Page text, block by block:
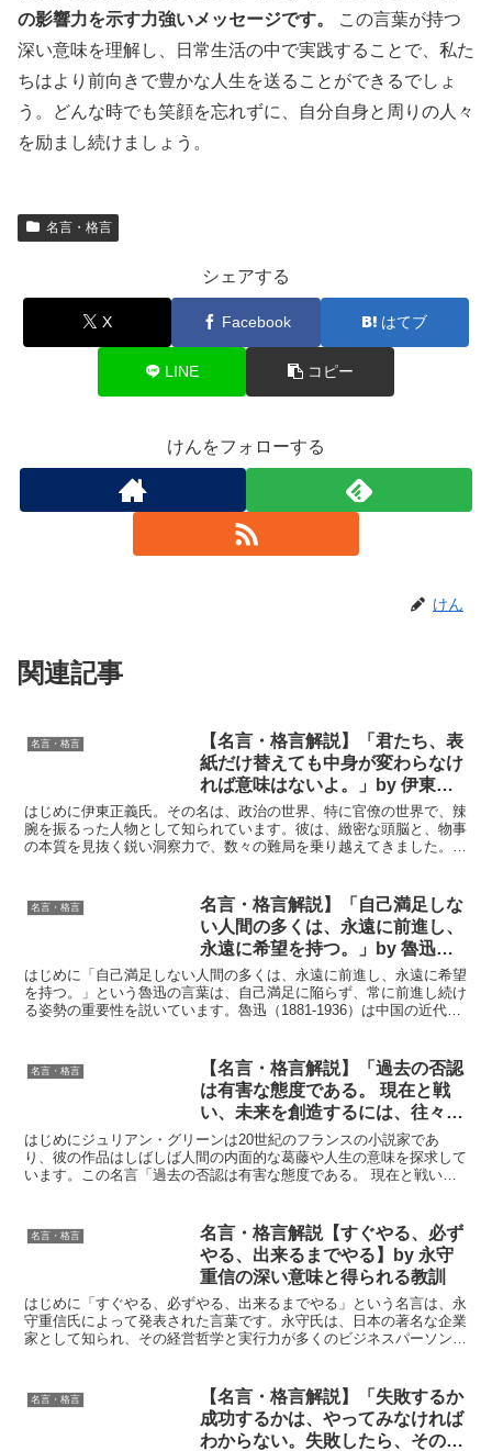
の影響力を示す力強いメッセージです。
この言葉が持つ
深い意味を理解し、日常生活の中で実践することで、私た
ちはより前向きで豊かな人生を送ることができるでしょ
う。どんな時でも笑顔を忘れずに、自分自身と周りの人々
を励まし続けましょう。
名言・格言
シェアする
X Facebook はてブ
LINE コピー
けんをフォローする
けん
関連記事
名言・格言
【名言・格言解説】「君たち、表
紙だけ替えても中身が変わらなけ
れば意味はないよ。」by 伊東正
義の深い意味と得られる教訓
はじめに伊東正義氏。その名は、政治の世界、特に官僚の世界で、辣
腕を振るった人物として知られています。彼は、緻密な頭脳と、物事
の本質を見抜く鋭い洞察力で、数々の難局を乗り越えてきました。彼
名言・格言
名言・格言解説】「自己満足しな
い人間の多くは、永遠に前進し、
永遠に希望を持つ。」by 魯迅の
深い意味と得られる教訓
はじめに「自己満足しない人間の多くは、永遠に前進し、永遠に希望
を持つ。」という魯迅の言葉は、自己満足に陥らず、常に前進し続け
る姿勢の重要性を説いています。魯迅（1881-1936）は中国の近代文
名言・格言
【名言・格言解説】「過去の否認
は有害な態度である。 現在と戦
い、未来を創造するには、往々に
して過去が最も有効な武器なので
ある。」by ジュリアン・グリー
ンの深い意味と得られる教訓
はじめにジュリアン・グリーンは20世紀のフランスの小説家であ
り、彼の作品はしばしば人間の内面的な葛藤や人生の意味を探求して
います。この名言「過去の否認は有害な態度である。 現在と戦い、
名言・格言
名言・格言解説【すぐやる、必ず
やる、出来るまでやる】by 永守
重信の深い意味と得られる教訓
はじめに「すぐやる、必ずやる、出来るまでやる」という名言は、永
守重信氏によって発表された言葉です。永守氏は、日本の著名な企業
家として知られ、その経営哲学と実行力が多くのビジネスパーソンに
名言・格言
【名言・格言解説】「失敗するか
成功するかは、やってみなければ
わからない。失敗したら、その時